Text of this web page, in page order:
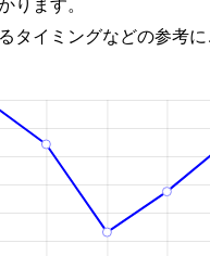
タイミングなどの参考